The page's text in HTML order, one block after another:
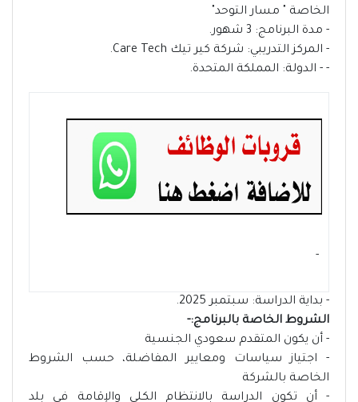
الخاصة " مسار التوحد"
- مدة البرنامج: 3 شهور.
- المركز التدريبي: شركة كير تيك Care Tech.
- - الدولة: المملكة المتحدة.
- ‏
- بداية الدراسة: سبتمبر 2025.
الشروط الخاصة بالبرنامج:-
- أن يكون المتقدم سعودي الجنسية
- اجتياز سياسات ومعايير المفاضلة، حسب الشروط
الخاصة بالشركة
- أن تكون الدراسة بالانتظام الكلي والإقامة في بلد